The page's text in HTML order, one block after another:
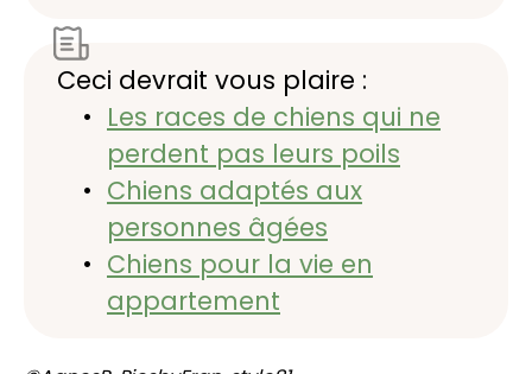
Ceci devrait vous plaire :
Les races de chiens qui ne
perdent pas leurs poils
Chiens adaptés aux
personnes âgées
Chiens pour la vie en
appartement